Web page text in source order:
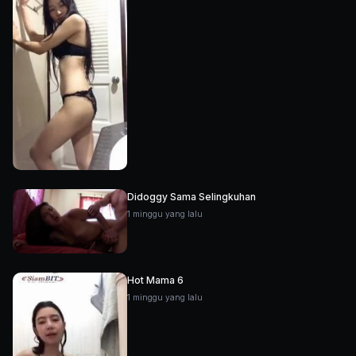
Didoggy Sama Selingkuhan
1 minggu yang lalu
Hot Mama 6
1 minggu yang lalu